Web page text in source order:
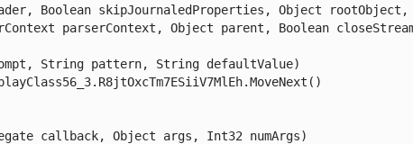
Boolean skipJournaledProperties, Object
parserContext, Object parent, Boolean
String pattern, String defaultValue)
callback, Object args, Int32 numArgs)